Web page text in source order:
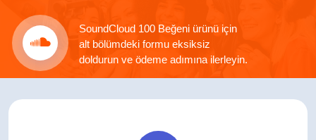
SoundCloud 100 Beğeni ürünü için
alt bölümdeki formu eksiksiz
doldurun ve ödeme adımına ilerleyin.